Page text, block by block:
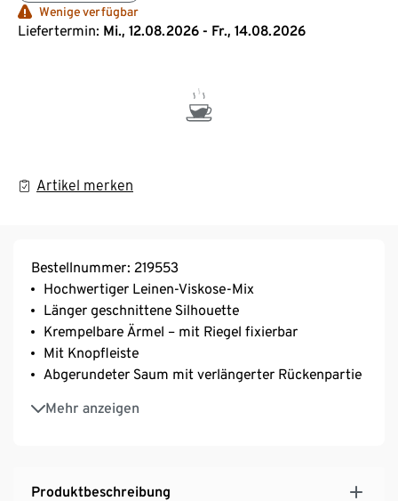
Wenige verfügbar
Liefertermin: Mi., 12.08.2026 - Fr., 14.08.2026
Artikel merken
Bestellnummer: 219553
Hochwertiger Leinen-Viskose-Mix
Länger geschnittene Silhouette
Krempelbare Ärmel – mit Riegel fixierbar
Mit Knopfleiste
Abgerundeter Saum mit verlängerter Rückenpartie
Mehr anzeigen
Rückenpasse mit Kellerfalte
Ärmelabschluss mit geknöpfter Manschette
Produktbeschreibung